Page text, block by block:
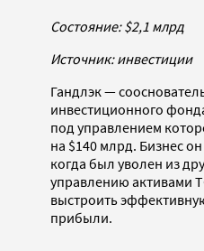
Состояние: $2,1 млрд
Источник: инвестиции
Гандлэк —
инвестиционного
под управлением
на $140 млрд. Бизнес
когда был уволен из
управлению активами
выстроить
прибыли.